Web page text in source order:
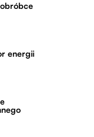
energii